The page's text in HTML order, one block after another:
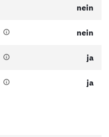
nein
nein
ja
ja